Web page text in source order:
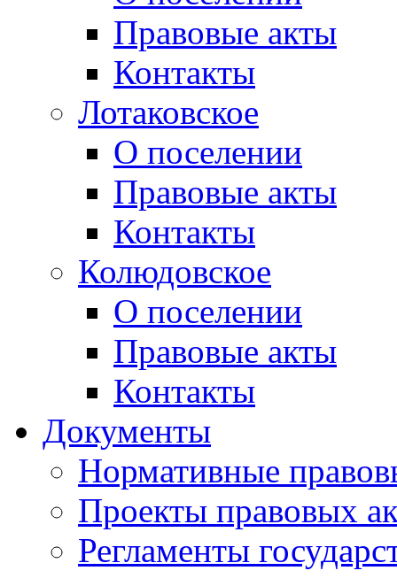
Правовые акты
Контакты
Лотаковское
О поселении
Правовые акты
Контакты
Колюдовское
О поселении
Правовые акты
Контакты
Документы
Нормативные
Проекты правовых
Регламенты